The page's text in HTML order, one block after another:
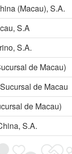
(Macau), S.A.
S.A
S.A.
de Macau)
de Macau
de Macau)
S.A.